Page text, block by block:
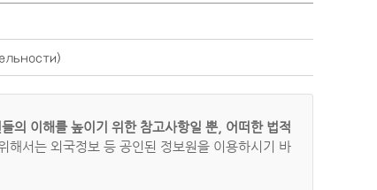
의 이해를 높이기 위한 참고사항일 뿐, 어떠한 법적
해서는 외국정보 등 공인된 정보원을 이용하시기 바